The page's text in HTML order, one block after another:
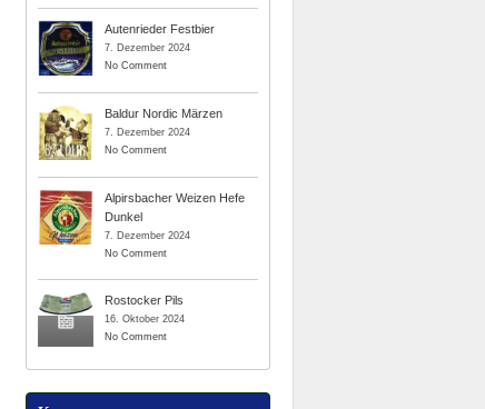
Autenrieder Festbier
7. Dezember 2024
No Comment
Baldur Nordic Märzen
7. Dezember 2024
No Comment
Alpirsbacher Weizen Hefe
Dunkel
7. Dezember 2024
No Comment
Rostocker Pils
16. Oktober 2024
No Comment